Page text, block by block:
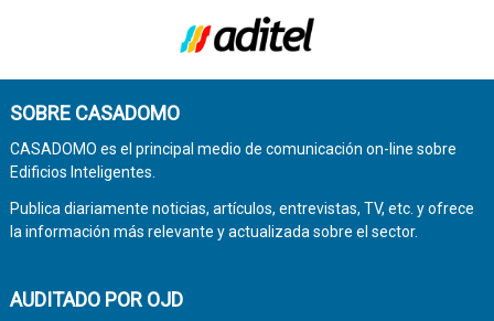
SOBRE CASADOMO
CASADOMO es el principal medio de comunicación on-line sobre
Edificios Inteligentes.
Publica diariamente noticias, artículos, entrevistas, TV, etc. y ofrece
la información más relevante y actualizada sobre el sector.
AUDITADO POR OJD